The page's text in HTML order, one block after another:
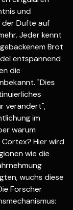
und
Düfte auf
Jeder kennt
Brot
entspannend
die
"Dies
verändert",
im
warum
Hier wird
wie die
wuchs diese
Forscher